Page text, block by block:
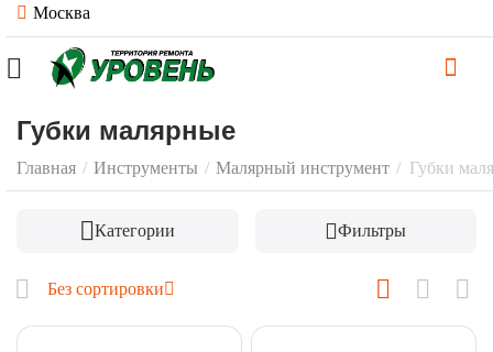
Москва
Губки малярные
Главная / Инструменты / Малярный инструмент / Губки
Категории Фильтры
Без сортировки